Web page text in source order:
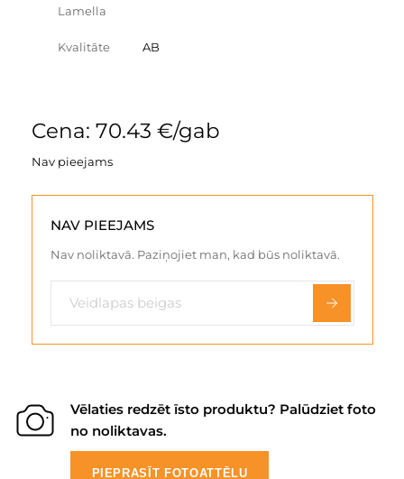
Lamella
Kvalitāte AB
Cena: 70.43 €/gab
Nav pieejams
NAV PIEEJAMS
Nav noliktavā. Paziņojiet man, kad būs noliktavā.
Vēlaties redzēt īsto produktu? Palūdziet foto
no noliktavas.
PIEPRASĪT FOTOATTĒLU